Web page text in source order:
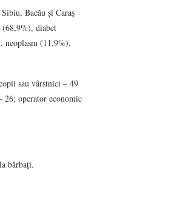
Bacău și Caraș
(68,9%), diabet
(11,9%),
sau vârstnici – 49
operator economic
bărbați.